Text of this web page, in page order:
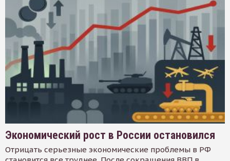
Экономический рост в России остановился
Отрицать серьезные экономические проблемы в РФ